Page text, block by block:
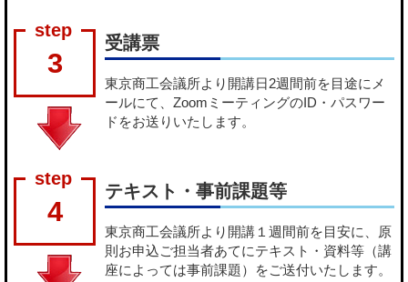
3
受講票
東京商工会議所より開講日2週間前を目途にメ
ールにて、ZoomミーティングのID・パスワー
ドをお送りいたします。
4
テキスト・事前課題等
東京商工会議所より開講１週間前を目安に、原
則お申込ご担当者あてにテキスト・資料等（講
座によっては事前課題）をご送付いたします。